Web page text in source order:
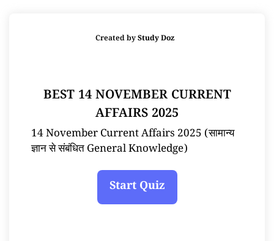
Created byStudy Doz
BEST 14 NOVEMBER CURRENT
AFFAIRS 2025
14 November Current Affairs 2025 (सामान्य
ज्ञान से संबंधित General Knowledge)